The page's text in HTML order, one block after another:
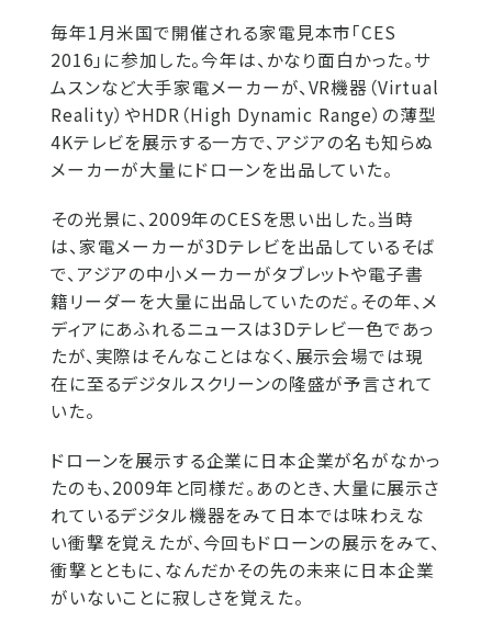
毎年1月米国で開催される家電見本市「CES
2016」に参加した。今年は、かなり面白かった。サ
ムスンなど大手家電メーカーが、VR機器（Virtual
Reality）やHDR（High Dynamic Range）の薄型
4Kテレビを展示する一方で、アジアの名も知らぬ
メーカーが大量にドローンを出品していた。
その光景に、2009年のCESを思い出した。当時
は、家電メーカーが3Dテレビを出品しているそば
で、アジアの中小メーカーがタブレットや電子書
籍リーダーを大量に出品していたのだ。その年、メ
ディアにあふれるニュースは3Dテレビ一色であっ
たが、実際はそんなことはなく、展示会場では現
在に至るデジタルスクリーンの隆盛が予言されて
いた。
ドローンを展示する企業に日本企業が名がなかっ
たのも、2009年と同様だ。あのとき、大量に展示さ
れているデジタル機器をみて日本では味わえな
い衝撃を覚えたが、今回もドローンの展示をみて、
衝撃とともに、なんだかその先の未来に日本企業
がいないことに寂しさを覚えた。